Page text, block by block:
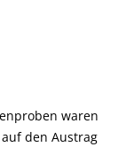
waren
den Austrag